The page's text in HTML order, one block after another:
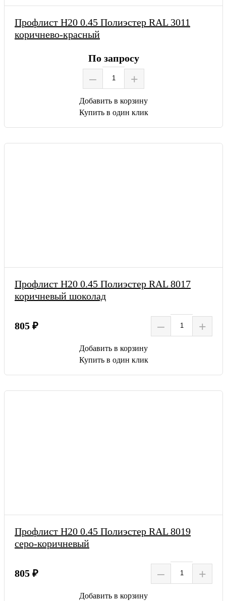
Профлист Н20 0.45 Полиэстер RAL 3011
коричнево-красный
По запросу
– +
Добавить в корзину
Купить в один клик
Профлист Н20 0.45 Полиэстер RAL 8017
коричневый шоколад
805 ₽ – +
Добавить в корзину
Купить в один клик
Профлист Н20 0.45 Полиэстер RAL 8019
серо-коричневый
805 ₽ – +
Добавить в корзину